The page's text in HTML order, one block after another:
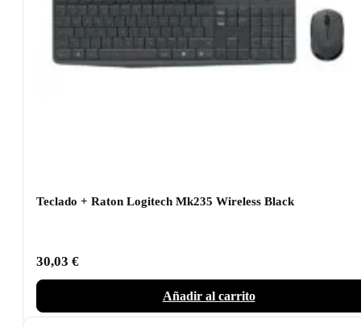
Teclado + Raton Logitech Mk235 Wireless Black
30,03 €
Añadir al carrito